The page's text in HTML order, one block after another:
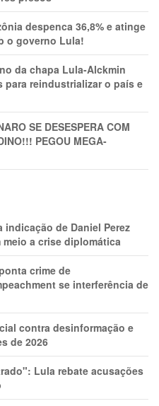
despenca 36,8% e atinge
o governo Lula!
da chapa Lula-Alckmin
reindustrializar o país e
SE DESESPERA COM
PEGOU MEGA-
indicação de Daniel Perez
a crise diplomática
crime de
se interferência de
contra desinformação e
de 2026
Lula rebate acusações